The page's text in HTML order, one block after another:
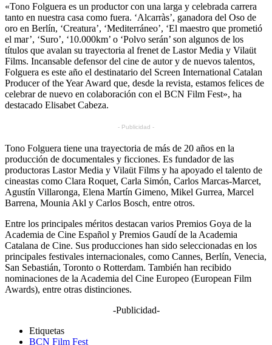
«Tono Folguera es un productor con una larga y celebrada carrera
tanto en nuestra casa como fuera. ‘Alcarràs’, ganadora del Oso de
oro en Berlín, ‘Creatura’, ‘Mediterráneo’, ‘El maestro que prometió
el mar’, ‘Suro’, ‘10.000km’ o ‘Polvo serán’ son algunos de los
títulos que avalan su trayectoria al frenet de Lastor Media y Vilaüt
Films. Incansable defensor del cine de autor y de nuevos talentos,
Folguera es este año el destinatario del Screen International Catalan
Producer of the Year Award que, desde la revista, estamos felices de
celebrar de nuevo en colaboración con el BCN Film Fest», ha
destacado Elisabet Cabeza.
- Publicidad -
Tono Folguera tiene una trayectoria de más de 20 años en la
producción de documentales y ficciones. Es fundador de las
productoras Lastor Media y Vilaüt Films y ha apoyado el talento de
cineastas como Clara Roquet, Carla Simón, Carlos Marcas-Marcet,
Agustín Villaronga, Elena Martín Gimeno, Mikel Gurrea, Marcel
Barrena, Mounia Akl y Carlos Bosch, entre otros.
Entre los principales méritos destacan varios Premios Goya de la
Academia de Cine Español y Premios Gaudí de la Academia
Catalana de Cine. Sus producciones han sido seleccionadas en los
principales festivales internacionales, como Cannes, Berlín, Venecia,
San Sebastián, Toronto o Rotterdam. También han recibido
nominaciones de la Academia del Cine Europeo (European Film
Awards), entre otras distinciones.
-Publicidad-
Etiquetas
BCN Film Fest